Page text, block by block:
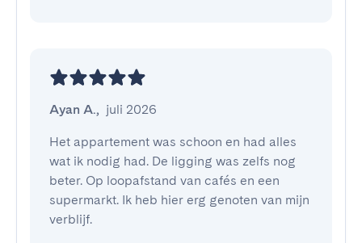
Ayan A., juli 2026
Het appartement was schoon en had alles
wat ik nodig had. De ligging was zelfs nog
beter. Op loopafstand van cafés en een
supermarkt. Ik heb hier erg genoten van mijn
verblijf.